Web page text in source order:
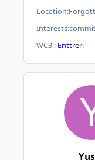
Location:
Interests:
WC3 : Enttreri